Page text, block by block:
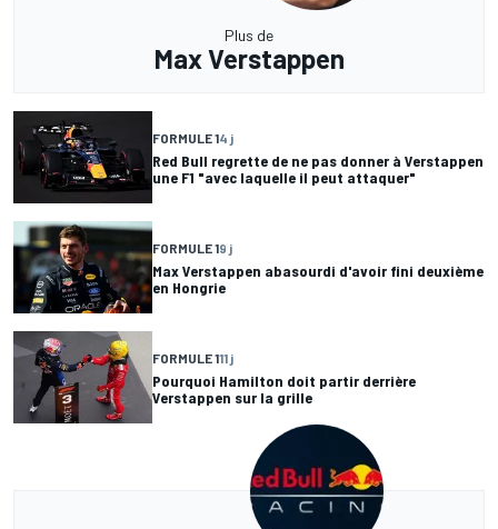
Plus de
Max Verstappen
FORMULE 14 j
Red Bull regrette de ne pas donner à Verstappen
une F1 "avec laquelle il peut attaquer"
FORMULE 19 j
Max Verstappen abasourdi d'avoir fini deuxième
en Hongrie
FORMULE 111 j
Pourquoi Hamilton doit partir derrière
Verstappen sur la grille